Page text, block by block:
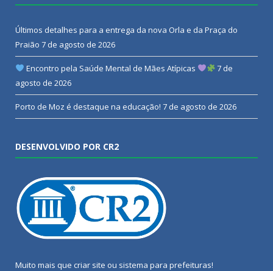
Últimos detalhes para a entrega da nova Orla e da Praça do
Praião 7 de agosto de 2026
Encontro pela Saúde Mental de Mães Atípicas
7 de
agosto de 2026
Porto de Moz é destaque na educação! 7 de agosto de 2026
DESENVOLVIDO POR CR2
Muito mais que criar site ou sistema para prefeituras!